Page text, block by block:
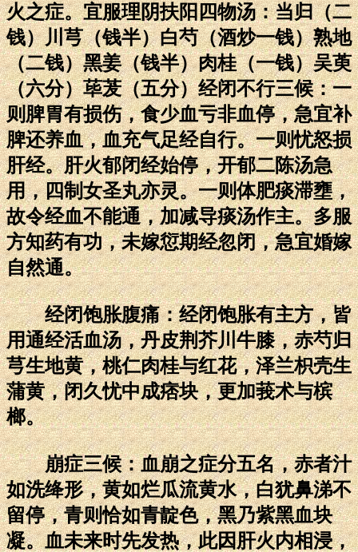
火之症。宜服理阴扶阳四物汤：当归（二
钱）川芎（钱半）白芍（酒炒一钱）熟地
（二钱）黑姜（钱半）肉桂（一钱）吴萸
（六分）荜茇（五分）经闭不行三候：一
则脾胃有损伤，食少血亏非血停，急宜补
脾还养血，血充气足经自行。一则忧怒损
肝经。肝火郁闭经始停，开郁二陈汤急
用，四制女圣丸亦灵。一则体肥痰滞壅，
故令经血不能通，加减导痰汤作主。多服
方知药有功，未嫁愆期经忽闭，急宜婚嫁
自然通。
经闭饱胀腹痛：经闭饱胀有主方，皆
用通经活血汤，丹皮荆芥川牛膝，赤芍归
芎生地黄，桃仁肉桂与红花，泽兰枳壳生
蒲黄，闭久忧中成痞块，更加莪术与槟
榔。
崩症三候：血崩之症分五名，赤者汁
如洗绛形，黄如烂瓜流黄水，白犹鼻涕不
留停，青则恰如青靛色，黑乃紫黑血块
凝。血未来时先发热，此因肝火内相浸，